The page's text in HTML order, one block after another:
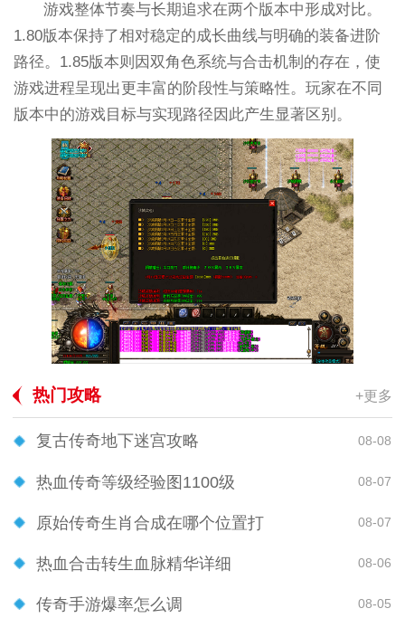
游戏整体节奏与长期追求在两个版本中形成对比。
1.80版本保持了相对稳定的成长曲线与明确的装备进阶
路径。1.85版本则因双角色系统与合击机制的存在，使
游戏进程呈现出更丰富的阶段性与策略性。玩家在不同
版本中的游戏目标与实现路径因此产生显著区别。
热门攻略 +更多
复古传奇地下迷宫攻略 08-08
热血传奇等级经验图1100级 08-07
原始传奇生肖合成在哪个位置打 08-07
热血合击转生血脉精华详细 08-06
传奇手游爆率怎么调 08-05